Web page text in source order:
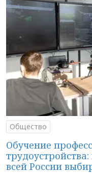
Общество
Обучение
всей России